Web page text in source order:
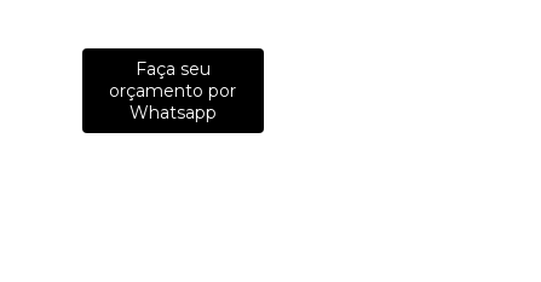
Faça seu
orçamento por
Whatsapp